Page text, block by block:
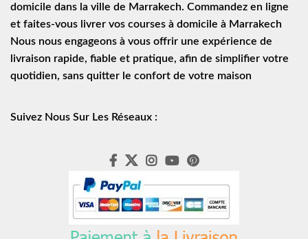
domicile dans la ville de Marrakech. Commandez en ligne
et faites-vous livrer vos courses à domicile à Marrakech
Nous nous engageons à vous offrir une expérience de
livraison rapide, fiable et pratique, afin de simplifier votre
quotidien, sans quitter le confort de votre maison
Suivez Nous Sur Les Réseaux :